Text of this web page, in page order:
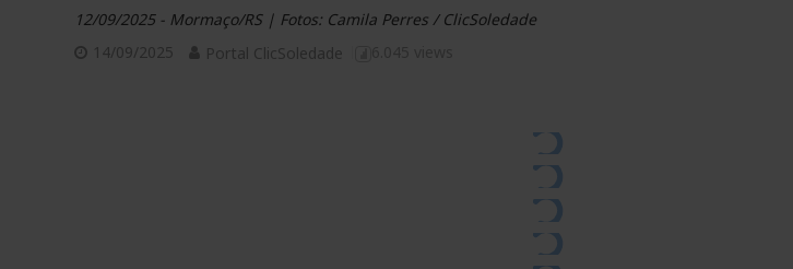
12/09/2025 - Mormaço/RS | Fotos: Camila Perres / ClicSoledade
14/09/2025
Portal ClicSoledade